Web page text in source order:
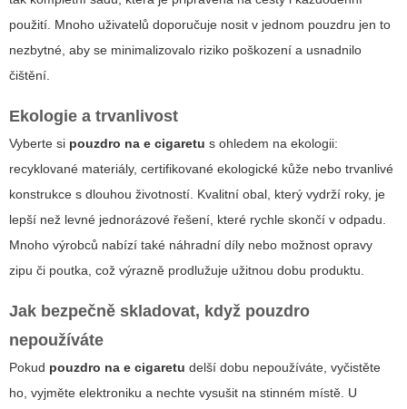
použití. Mnoho uživatelů doporučuje nosit v jednom pouzdru jen to
nezbytné, aby se minimalizovalo riziko poškození a usnadnilo
čištění.
Ekologie a trvanlivost
Vyberte si pouzdro na e cigaretu s ohledem na ekologii:
recyklované materiály, certifikované ekologické kůže nebo trvanlivé
konstrukce s dlouhou životností. Kvalitní obal, který vydrží roky, je
lepší než levné jednorázové řešení, které rychle skončí v odpadu.
Mnoho výrobců nabízí také náhradní díly nebo možnost opravy
zipu či poutka, což výrazně prodlužuje užitnou dobu produktu.
Jak bezpečně skladovat, když pouzdro
nepoužíváte
Pokud pouzdro na e cigaretu delší dobu nepoužíváte, vyčistěte
ho, vyjměte elektroniku a nechte vysušit na stinném místě. U